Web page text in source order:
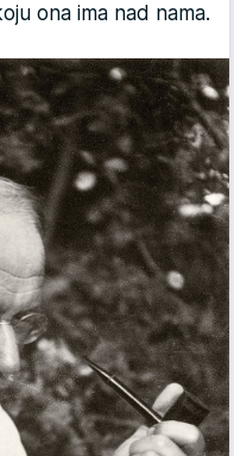
ona ima nad nama.